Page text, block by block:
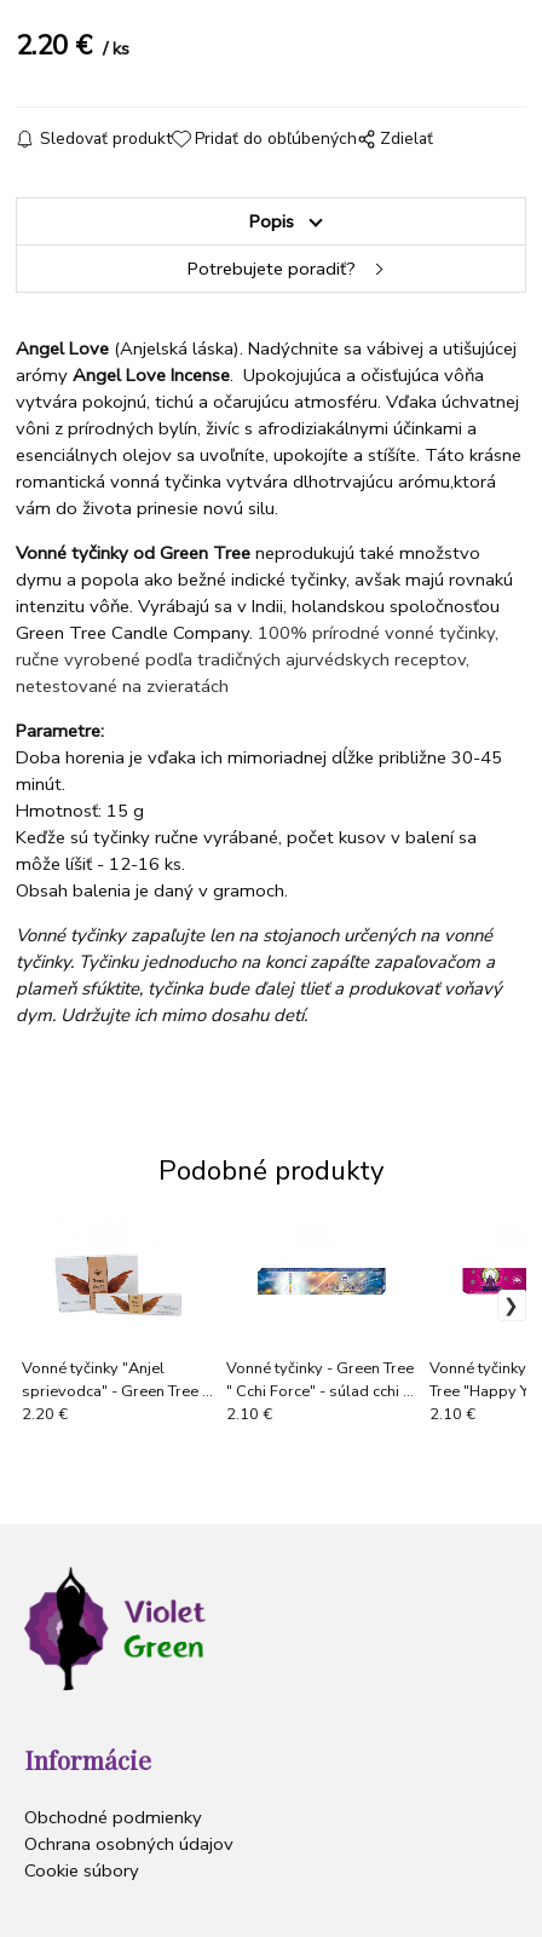
2.20 € ks
Sledovať produkt Pridať do obľúbených Zdielať
Popis
Potrebujete poradiť?
Angel Love (Anjelská láska). Nadýchnite sa vábivej a utišujúcej
arómyAngel Love Incense. Upokojujúca a očisťujúca vôňa
vytvára pokojnú, tichú a očarujúcu atmosféru. Vďaka úchvatnej
vôni z prírodných bylín, živíc s afrodiziakálnymi účinkami a
esenciálnych olejov sa uvoľníte, upokojíte a stíšíte. Táto krásne
romantická vonná tyčinka vytvára dlhotrvajúcu arómu,ktorá
vám do života prinesie novú silu.
Vonné tyčinky od Green Tree neprodukujú také množstvo
dymu a popola ako bežné indické tyčinky, avšak majú rovnakú
intenzitu vôňe. Vyrábajú sa v Indii, holandskou spoločnosťou
Green Tree Candle Company. 100% prírodné vonné tyčinky,
ručne vyrobené podľa tradičných ajurvédskych receptov,
netestované na zvieratách
Parametre:
Doba horenia je vďaka ich mimoriadnej dĺžke približne 30-45
minút.
Hmotnosť: 15 g
Keďže sú tyčinky ručne vyrábané, počet kusov v balení sa
môže líšiť - 12-16 ks.
Obsah balenia je daný v gramoch.
Vonné tyčinky zapaľujte len na stojanoch určených na vonné
tyčinky. Tyčinku jednoducho na konci zapáľte zapaľovačom a
plameň sfúktite, tyčinka bude ďalej tlieť a produkovať voňavý
dym. Udržujte ich mimo dosahu detí.
Podobné produkty
Vonné tyčinky "Anjel
sprievodca" - Green Tree "
Angel Guide"
2.20 €
Vonné tyčinky - Green Tree
" Cchi Force" - súlad cchi a
spirituality
2.10 €
Vonné tyčinky
Tree "Happy
2.10 €
Informácie
Obchodné podmienky
Ochrana osobných údajov
Cookie súbory